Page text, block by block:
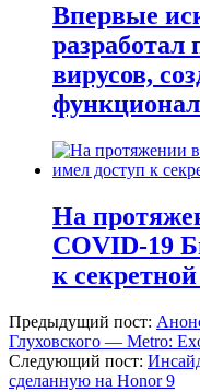
Впервые
вирусов,
На
COVID-19
к
Предыдущий пост:
Глуховского — Metro:
Следующий пост:
сделанную на Honor 9